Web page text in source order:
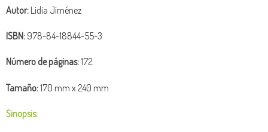
Autor:Lidia Jiménez
ISBN:978-84-18844-55-3
Número de páginas:172
Tamaño:170 mm x 240 mm
Sinopsis: